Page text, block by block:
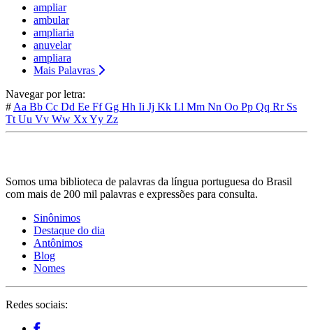
ampliar
ambular
ampliaria
anuvelar
ampliara
Mais Palavras
Navegar por letra:
# Aa Bb Cc Dd Ee FfGg Hh Ii Jj Kk Ll Mm Nn Oo Pp Qq Rr Ss
Tt Uu Vv Ww XxYy Zz
Somos uma biblioteca de palavras da língua portuguesa do Brasil
com mais de 200 mil palavras e expressões para consulta.
Sinônimos
Destaque do dia
Antônimos
Blog
Nomes
Redes sociais: